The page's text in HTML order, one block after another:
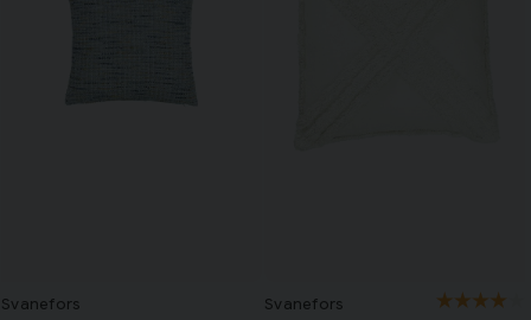
Svanefors Svanefors